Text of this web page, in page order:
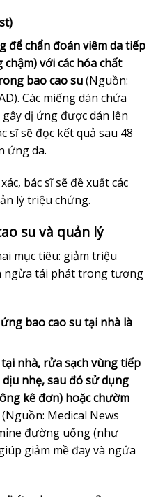
để chẩn đoán viêm da tiếp
với các hóa chất
bao cao su(Nguồn:
Các miếng dán chứa
dị ứng được dán lên
sĩ sẽ đọc kết quả sau 48
ứng da.
bác sĩ sẽ đề xuất các
lý triệu chứng.
su và quản lý
mục tiêu: giảm triệu
ngừa tái phát trong tương
bao cao su tại nhà là
nhà, rửa sạch vùng tiếp
nhẹ, sau đó sử dụng
kê đơn) hoặc chườm
(Nguồn: Medical News
đường uống (như
giảm mề đay và ngứa